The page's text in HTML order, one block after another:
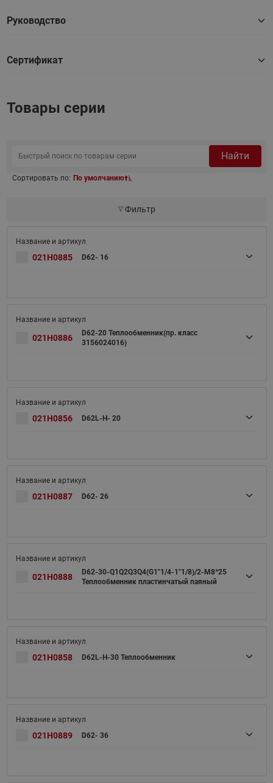
Руководство
Сертификат
Товары серии
Найти
Сортировать по: По умолчанию
Фильтр
021H0885 D62- 16
021H0886
D62-20 Теплообменник(пр. класс
3156024016)
021H0856 D62L-H- 20
021H0887 D62- 26
021H0888
D62-30-Q1Q2Q3Q4(G1"1/4-1"1/8)/2-M8*25
Теплообменник пластинчатый паяный
021H0858 D62L-H-30 Теплообменник
021H0889 D62- 36